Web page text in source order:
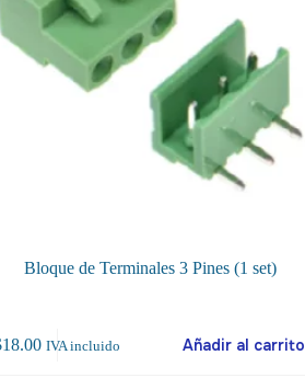
Bloque de Terminales 3 Pines (1 set)
18.00 IVA incluido Añadir al carrito